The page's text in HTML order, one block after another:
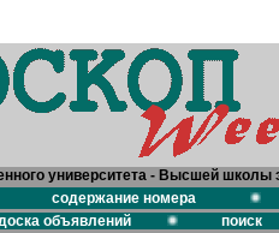
университета - Высшей школы
содержание номера
объявлений поиск